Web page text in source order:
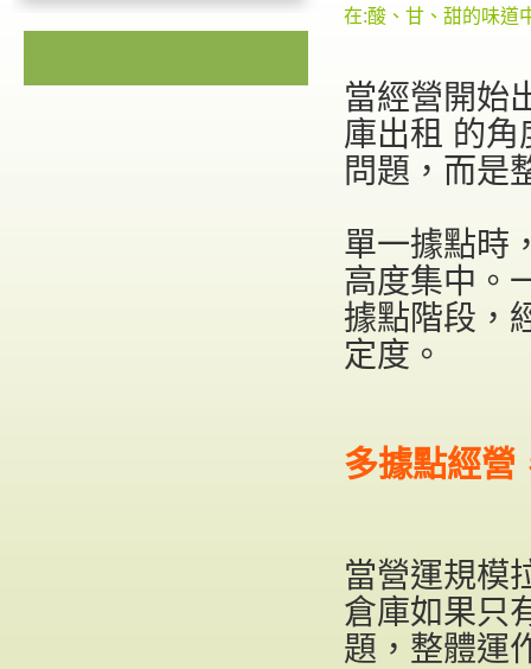
在:酸、甘、甜的味道
當經營開始
庫出租 的角
問題，而是
單一據點時
高度集中。
據點階段，
定度。
多據點經營
當營運規模
倉庫如果只
題，整體運